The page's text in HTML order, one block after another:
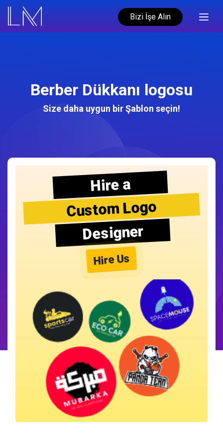
Bizi İşe Alın
Berber Dükkanı logosu
Size daha uygun bir Şablon seçin!
Hire a
Custom Logo
Designer
Hire Us